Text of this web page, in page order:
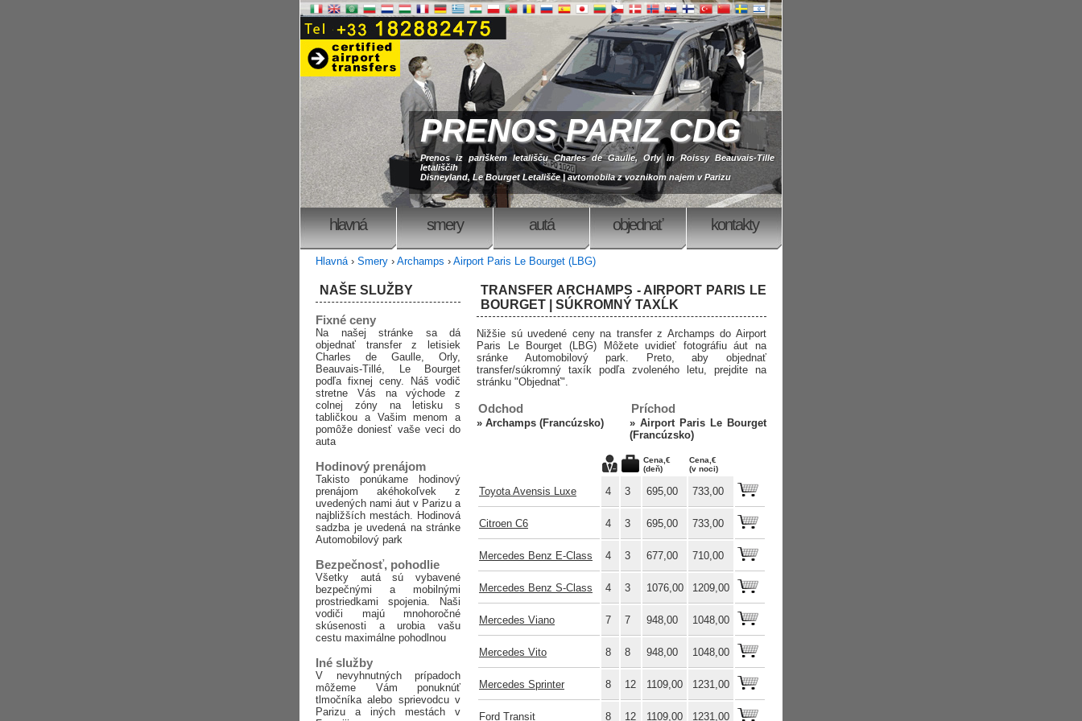
PRENOS PARIZ CDG
Prenos iz pariškem letališču Charles de Gaulle, Orly in Roissy Beauvais-Tille
letališčih
Disneyland, Le Bourget Letališče | avtomobila z voznikom najem v Parizu
hlavná smery autá objednať kontakty
Hlavná› Smery › Archamps › Airport Paris Le Bourget (LBG)
TRANSFER ARCHAMPS - AIRPORT PARIS LE
BOURGET | SÚKROMNÝ TAXĹK
Nižšie sú uvedené ceny na transfer z Archamps do Airport
Paris Le Bourget (LBG) Môžete uvidieť fotográfiu áut na
sránke Automobilový park. Preto, aby objednať
transfer/súkromný taxík podľa zvoleného letu, prejdite na
stránku "Objednať".
Odchod
» Archamps (Francúzsko)
Príchod
» Airport Paris Le Bourget
(Francúzsko)
Cena,€
(deň)
Cena,€
(v noci)
Toyota Avensis Luxe 4 3 695,00 733,00
Citroen C6 4 3 695,00 733,00
Mercedes Benz E-Class 4 3 677,00 710,00
Mercedes Benz S-Class 4 3 1076,00 1209,00
Mercedes Viano 7 7 948,00 1048,00
Mercedes Vito 8 8 948,00 1048,00
Mercedes Sprinter 8 12 1109,00 1231,00
Ford Transit 8 12 1109,00 1231,00
NAŠE SLUŽBY
Fixné ceny
Na našej stránke sa dá
objednať transfer z letisiek
Charles de Gaulle, Orly,
Beauvais-Tillé, Le Bourget
podľa fixnej ceny. Náš vodič
stretne Vás na východe z
colnej zóny na letisku s
tabličkou a Vašim menom a
pomôže doniesť vaše veci do
auta
Hodinový prenájom
Takisto ponúkame hodinový
prenájom akéhokoľvek z
uvedených nami áut v Parizu a
najbližších mestách. Hodinová
sadzba je uvedená na stránke
Automobilový park
Bezpečnosť, pohodlie
Všetky autá sú vybavené
bezpečnými a mobilnými
prostriedkami spojenia. Naši
vodiči majú mnohoročné
skúsenosti a urobia vašu
cestu maximálne pohodlnou
Iné služby
V nevyhnutných prípadoch
môžeme Vám ponuknúť
tlmočníka alebo sprievodcu v
Parizu a iných mestách v